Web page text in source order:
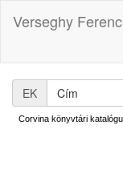
Verseghy
EK Cím
Corvina könyvtári